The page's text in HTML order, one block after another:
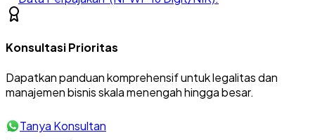
Konsultasi Prioritas
Dapatkan panduan komprehensif untuk legalitas dan
manajemen bisnis skala menengah hingga besar.
Tanya Konsultan